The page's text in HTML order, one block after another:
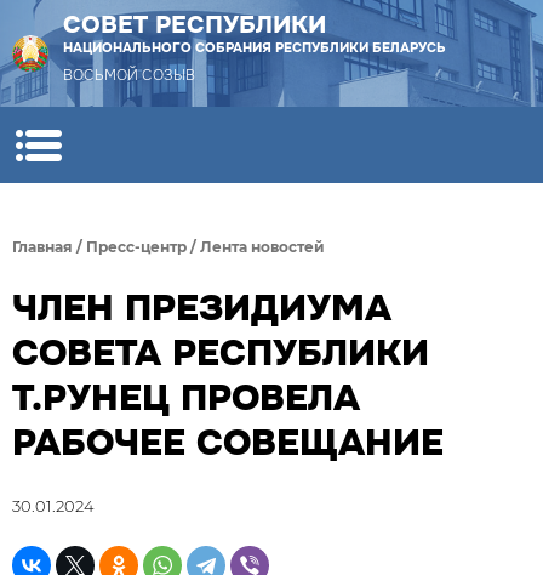
СОВЕТ РЕСПУБЛИКИ
НАЦИОНАЛЬНОГО СОБРАНИЯ РЕСПУБЛИКИ БЕЛАРУСЬ
ВОСЬМОЙ СОЗЫВ
Главная / Пресс-центр / Лента новостей
ЧЛЕН ПРЕЗИДИУМА
СОВЕТА РЕСПУБЛИКИ
Т.РУНЕЦ ПРОВЕЛА
РАБОЧЕЕ СОВЕЩАНИЕ
30.01.2024